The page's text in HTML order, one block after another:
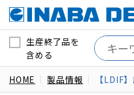
生産終了品を
含める
HOME 製品情報 【LDIF